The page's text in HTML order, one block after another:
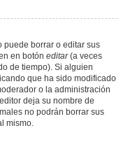
puede borrar o editar sus
en botón editar(a veces
de tiempo). Si alguien
que ha sido modificado
o la administración
deja su nombre de
no podrán borrar sus
mismo.